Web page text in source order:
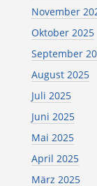
November
Oktober 2025
September
August 2025
Juli 2025
Juni 2025
Mai 2025
April 2025
März 2025